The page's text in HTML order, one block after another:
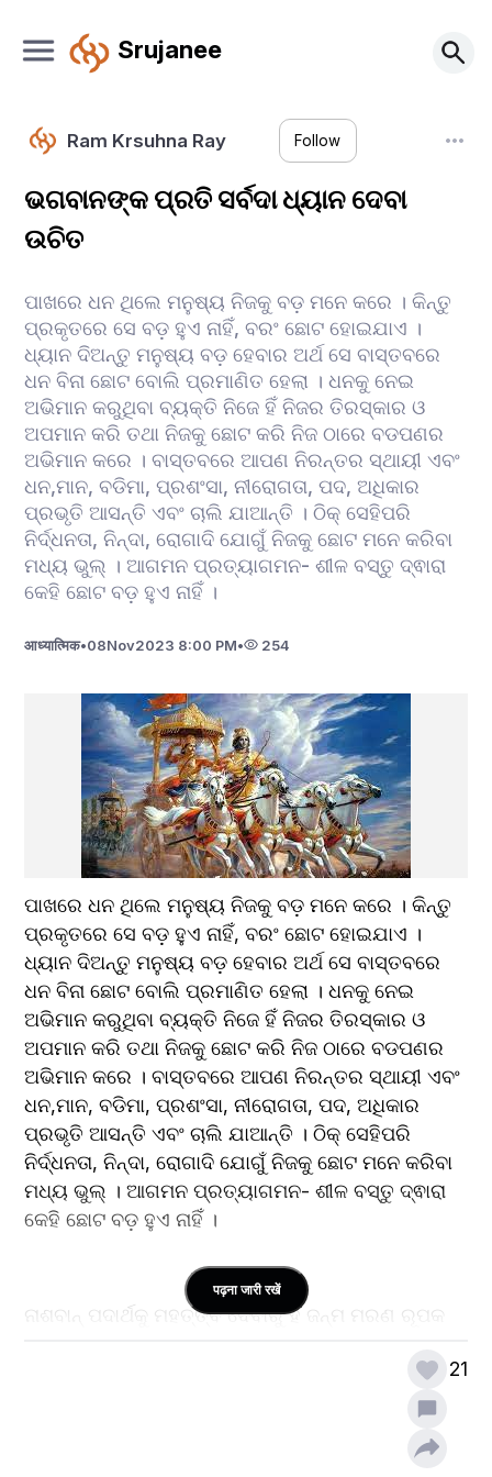
Srujanee
Ram Krsuhna Ray Follow
ଭଗବାନଙ୍କ ପ୍ରତି ସର୍ବଦା ଧ୍ୟାନ ଦେବା
ଉଚିତ
ପାଖରେ ଧନ ଥିଲେ ମନୁଷ୍ୟ ନିଜକୁ ବଡ଼ ମନେ କରେ । କିନ୍ତୁ
ପ୍ରକୃତରେ ସେ ବଡ଼ ହୁଏ ନାହିଁ, ବରଂ ଛୋଟ ହୋଇଯାଏ ।
ଧ୍ୟାନ ଦିଅନ୍ତୁ ମନୁଷ୍ୟ ବଡ଼ ହେବାର ଅର୍ଥ ସେ ବାସ୍ତବରେ
ଧନ ବିନା ଛୋଟ ବୋଲି ପ୍ରମାଣିତ ହେଲା ‌। ଧନକୁ ନେଇ
ଅଭିମାନ କରୁଥିବା ବ୍ୟକ୍ତି ନିଜେ ହିଁ ନିଜର ତିରସ୍କାର ଓ
ଅପମାନ କରି ତଥା ନିଜକୁ ଛୋଟ କରି ନିଜ ଠାରେ ବଡପଣର
ଅଭିମାନ କରେ । ବାସ୍ତବରେ ଆପଣ ନିରନ୍ତର ସ୍ଥାୟୀ ଏବଂ
ଧନ,ମାନ, ବଡିମା, ପ୍ରଶଂସା, ନୀରୋଗତା, ପଦ, ଅଧିକାର
ପ୍ରଭୃତି ଆସନ୍ତି ଏବଂ ଚାଲି ଯାଆନ୍ତି । ଠିକ୍ ସେହିପରି
ନିର୍ଦ୍ଧନତା, ନିନ୍ଦା, ରୋଗାଦି ଯୋଗୁଁ ନିଜକୁ ଛୋଟ ମନେ କରିବା
ମଧ୍ୟ ଭୁଲ୍ । ଆଗମନ ପ୍ରତ୍ୟାଗମନ- ଶୀଳ ବସ୍ତୁ ଦ୍ଵାରା
କେହି ଛୋଟ ବଡ଼ ହୁଏ ନାହିଁ ।
आध्यात्मिक•08Nov2023 8:00 PM• 254
ପାଖରେ ଧନ ଥିଲେ ମନୁଷ୍ୟ ନିଜକୁ ବଡ଼ ମନେ କରେ । କିନ୍ତୁ
ପ୍ରକୃତରେ ସେ ବଡ଼ ହୁଏ ନାହିଁ, ବରଂ ଛୋଟ ହୋଇଯାଏ ।
ଧ୍ୟାନ ଦିଅନ୍ତୁ ମନୁଷ୍ୟ ବଡ଼ ହେବାର ଅର୍ଥ ସେ ବାସ୍ତବରେ
ଧନ ବିନା ଛୋଟ ବୋଲି ପ୍ରମାଣିତ ହେଲା ‌। ଧନକୁ ନେଇ
ଅଭିମାନ କରୁଥିବା ବ୍ୟକ୍ତି ନିଜେ ହିଁ ନିଜର ତିରସ୍କାର ଓ
ଅପମାନ କରି ତଥା ନିଜକୁ ଛୋଟ କରି ନିଜ ଠାରେ ବଡପଣର
ଅଭିମାନ କରେ । ବାସ୍ତବରେ ଆପଣ ନିରନ୍ତର ସ୍ଥାୟୀ ଏବଂ
ଧନ,ମାନ, ବଡିମା, ପ୍ରଶଂସା, ନୀରୋଗତା, ପଦ, ଅଧିକାର
ପ୍ରଭୃତି ଆସନ୍ତି ଏବଂ ଚାଲି ଯାଆନ୍ତି । ଠିକ୍ ସେହିପରି
ନିର୍ଦ୍ଧନତା, ନିନ୍ଦା, ରୋଗାଦି ଯୋଗୁଁ ନିଜକୁ ଛୋଟ ମନେ କରିବା
ମଧ୍ୟ ଭୁଲ୍ । ଆଗମନ ପ୍ରତ୍ୟାଗମନ- ଶୀଳ ବସ୍ତୁ ଦ୍ଵାରା
କେହି ଛୋଟ ବଡ଼ ହୁଏ ନାହିଁ ।
ନାଶବାନ୍ ପଦାର୍ଥକୁ ମହତ୍ତ୍ଵ ଦେବାରୁ ହିଁ ଜନ୍ମ ମରଣ ରୂପକ
ଭଲ ଭାବେ ବିଚାର କରିବା ଉଚିତ ଯେ ମୁଁ ତ ନିରନ୍ତର ସ୍ଥାୟୀ
ଏବଂ ଏ ପଦାର୍ଥ ସବୁ ଅସ୍ଥାୟୀ, ତାହେଲେ ଏହି ପଦାର୍ଥ ଗୁଡ଼ିକର
पढ़ना जारी रखें
21